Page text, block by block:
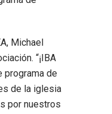
Michael
“¡IBA
programa de
de la iglesia
por nuestros